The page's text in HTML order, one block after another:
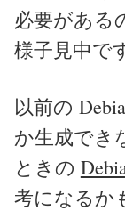
必要がある
様子見中で
以前の
か生成でき
ときの
考になるか